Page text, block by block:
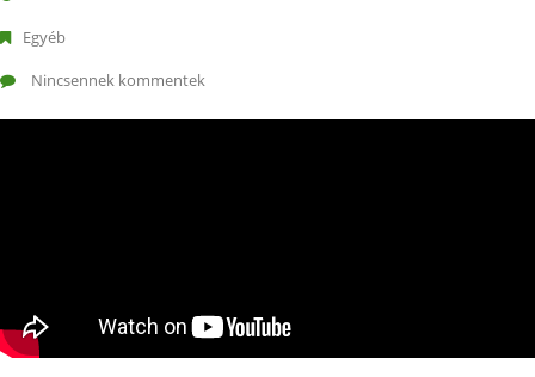
Egyéb
Nincsennek kommentek